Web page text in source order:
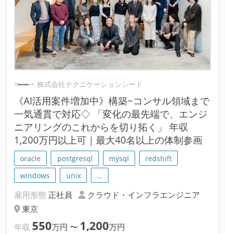
株式会社テクニケーションシード
《AI活用案件増加中》構築~コンサル領域まで
一気通貫で対応◇ 「変化の最先端で、エンジ
ニアリングのこれからを切り拓く」 年収
1,200万円以上可｜最大40名以上の体制参画
oracle postgresql mysql
redshift
windows
unix …
雇用形態 正社員
クラウド・インフラエンジニア
東京
年収 550万円 〜 1,200万円